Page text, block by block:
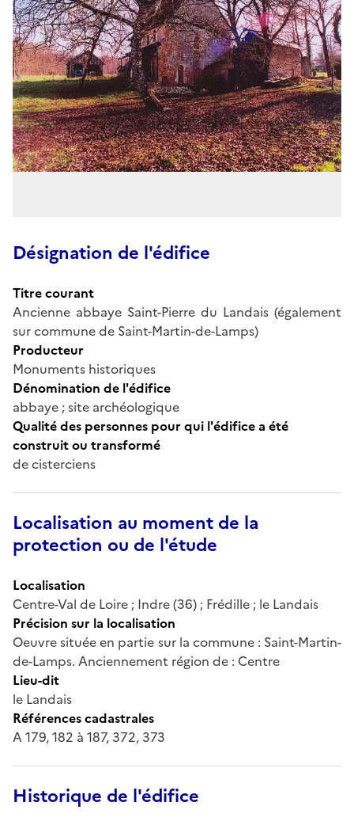
Désignation de l'édifice
Titre courant
Ancienne abbaye Saint-Pierre du Landais (également
sur commune de Saint-Martin-de-Lamps)
Producteur
Monuments historiques
Dénomination de l'édifice
abbaye ; site archéologique
Qualité des personnes pour qui l'édifice a été
construit ou transformé
de cisterciens
Localisation au moment de la
protection ou de l'étude
Localisation
Centre-Val de Loire ; Indre (36) ; Frédille ; le Landais
Précision sur la localisation
Oeuvre située en partie sur la commune : Saint-Martin-
de-Lamps. Anciennement région de : Centre
Lieu-dit
le Landais
Références cadastrales
A 179, 182 à 187, 372, 373
Historique de l'édifice